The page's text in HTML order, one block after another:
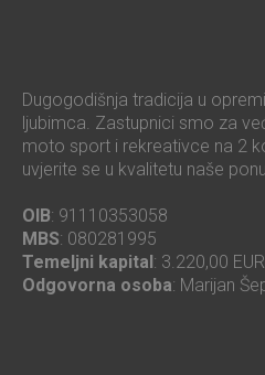
Dugogodišnja tradicija u
ljubimca. Zastupnici smo za
moto sport i rekreativce na 2
uvjerite se u kvalitetu naše
OIB: 91110353058
MBS: 080281995
Temeljni kapital : 3.220,00 EUR
Odgovorna osoba: Marijan